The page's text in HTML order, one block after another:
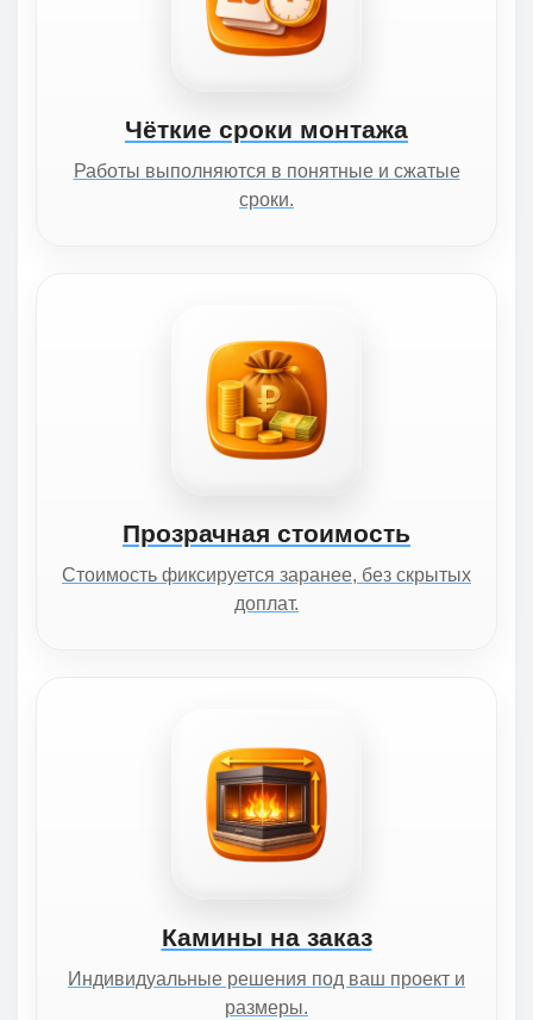
Чёткие сроки монтажа
Работы выполняются в понятные и сжатые
сроки.
Прозрачная стоимость
Стоимость фиксируется заранее, без скрытых
доплат.
Камины на заказ
Индивидуальные решения под ваш проект и
размеры.